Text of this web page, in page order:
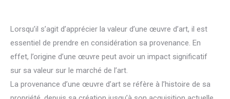
Lorsqu’il s’agit d’apprécier la valeur d’une œuvre d’art, il est
essentiel de prendre en considération sa provenance. En
effet, l’origine d’une œuvre peut avoir un impact significatif
sur sa valeur sur le marché de l’art.
La provenance d’une œuvre d’art se réfère à l’histoire de sa